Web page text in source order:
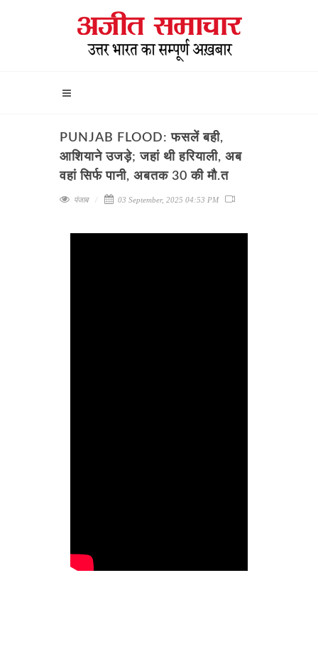
PUNJAB FLOOD: फसलें बही,
आशियाने उजड़े; जहां थी हरियाली, अब
वहां सिर्फ पानी, अबतक 30 की मौ.त
पंजाब 03 September, 2025 04:53 PM